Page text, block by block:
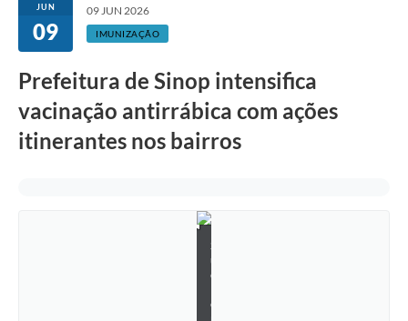
JUN
09
09 JUN 2026
IMUNIZAÇÃO
Prefeitura de Sinop intensifica
vacinação antirrábica com ações
itinerantes nos bairros
S
u
e
e